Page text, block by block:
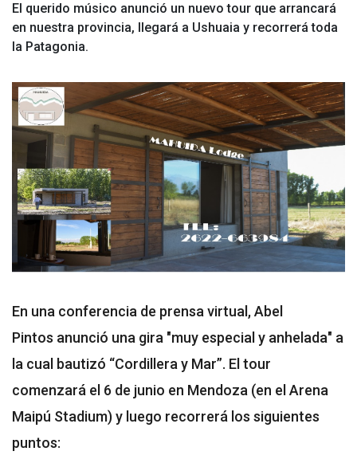
El querido músico anunció un nuevo tour que arrancará
en nuestra provincia, llegará a Ushuaia y recorrerá toda
la Patagonia.
En una conferencia de prensa virtual, Abel
Pintos anunció una gira "muy especial y anhelada" a
la cual bautizó “Cordillera y Mar”. El tour
comenzará el 6 de junio en Mendoza (en el Arena
Maipú Stadium) y luego recorrerá los siguientes
puntos: